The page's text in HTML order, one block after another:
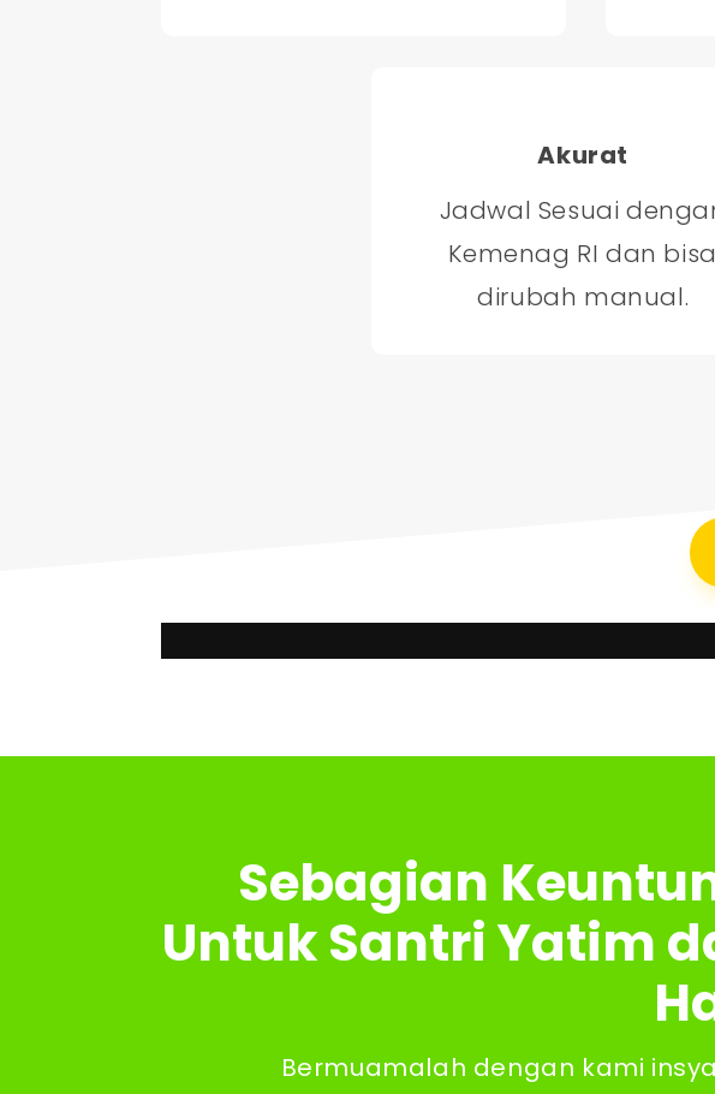
Akurat
Jadwal Sesuai
Kemenag RI dan bisa
dirubah manual.
Sebagian
Untuk Santri Yatim
Bermuamalah dengan kami